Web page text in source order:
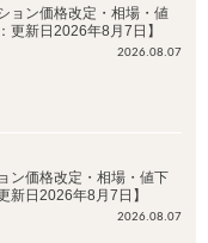
ョン価格改定・相場・値
更新日2026年8月7日】
2026.08.07
ン価格改定・相場・値下
新日2026年8月7日】
2026.08.07